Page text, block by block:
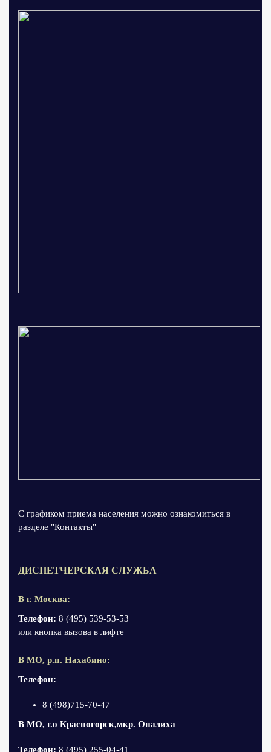
С графиком приема населения можно ознакомиться в
разделе "Контакты"
ДИСПЕТЧЕРСКАЯ СЛУЖБА
В г. Москва:
Телефон: 8 (495) 539-53-53
или кнопка вызова в лифте
В МО, р.п. Нахабино:
Телефон:
8 (498)715-70-47
В МО, г.о Красногорск,мкр. Опалиха
Телефон: 8 (495) 255-04-41